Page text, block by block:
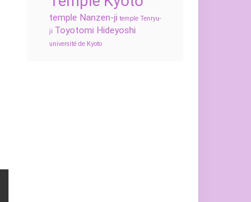
temple Nanzen-ji temple Tenryu-
ji Toyotomi Hideyoshi
université de Kyoto